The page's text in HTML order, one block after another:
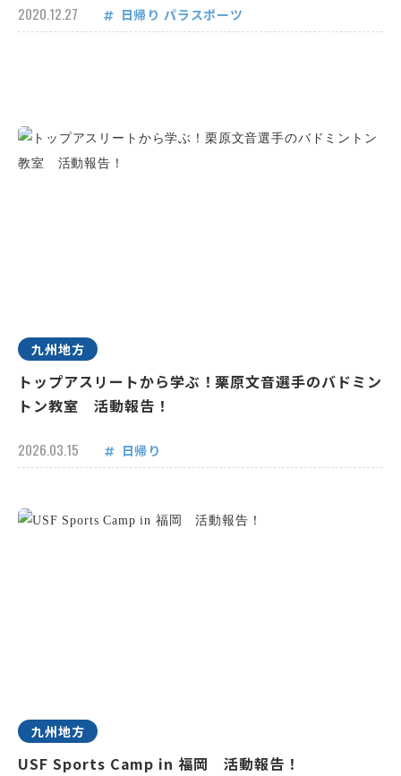
2020.12.27 日帰り パラスポーツ
九州地方
トップアスリートから学ぶ！栗原文音選手のバドミン
トン教室 活動報告！
2026.03.15 日帰り
九州地方
USF Sports Camp in 福岡 活動報告！